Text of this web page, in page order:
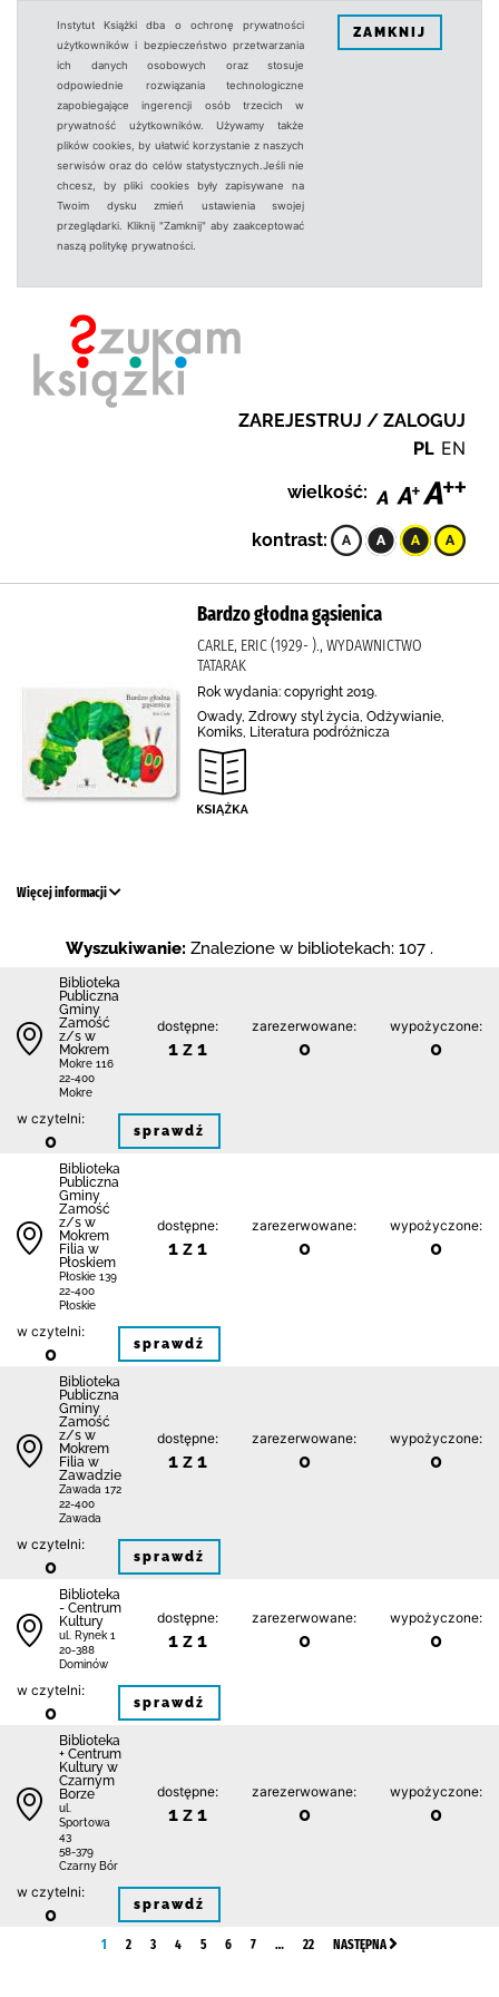
Instytut Książki dba o ochronę prywatności
użytkowników i bezpieczeństwo przetwarzania
ich danych osobowych oraz stosuje
odpowiednie rozwiązania technologiczne
zapobiegające ingerencji osób trzecich w
prywatność użytkowników. Używamy także
plików cookies, by ułatwić korzystanie z naszych
serwisów oraz do celów statystycznych.Jeśli nie
chcesz, by pliki cookies były zapisywane na
Twoim dysku zmień ustawienia swojej
przeglądarki. Kliknij "Zamknij" aby zaakceptować
naszą politykę prywatności.
ZAMKNIJ
ZAREJESTRUJ / ZALOGUJ
PL EN
wielkość:
kontrast:
Bardzo głodna gąsienica
CARLE, ERIC (1929- )., WYDAWNICTWO
TATARAK
Rok wydania: copyright 2019.
Owady, Zdrowy styl życia, Odżywianie,
Komiks, Literatura podróżnicza
Więcej informacji
Wyszukiwanie: Znalezione w bibliotekach: 107 .
Biblio­teka
Publiczna
Gminy
Zamość
z/s w
Mokrem
Mokre 116
22-400
Mokre
dostępne:
1 z 1
zarezerwowane:
0
wypożyczone:
0
w czytelni:
0 sprawdź
Biblio­teka
Publiczna
Gminy
Zamość
z/s w
Mokrem
Filia w
Płoskiem
Płoskie 139
22-400
Płoskie
dostępne:
1 z 1
zarezerwowane:
0
wypożyczone:
0
w czytelni:
0 sprawdź
Biblio­teka
Publiczna
Gminy
Zamość
z/s w
Mokrem
Filia w
Zawadzie
Zawada 172
22-400
Zawada
dostępne:
1 z 1
zarezerwowane:
0
wypożyczone:
0
w czytelni:
0 sprawdź
Biblioteka
- Centrum
Kultury
ul. Rynek 1
20-388
Dominów
dostępne:
1 z 1
zarezerwowane:
0
wypożyczone:
0
w czytelni:
0 sprawdź
Biblioteka
+ Centrum
Kultury w
Czarnym
Borze
ul.
Sportowa
43
58-379
Czarny Bór
dostępne:
1 z 1
zarezerwowane:
0
wypożyczone:
0
w czytelni:
0 sprawdź
1 2 3 4 5 6 7 … 22 NASTĘPNA